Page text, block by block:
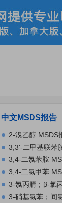
中文MSDS报告
2-溴乙醇 MSDS
3,3'-二甲基联苯
氨基联苯；邻二
3,4-二氯苯胺
3,4-二氯甲苯
3-氯丙腈；β-氯
3-硝基氯苯；间